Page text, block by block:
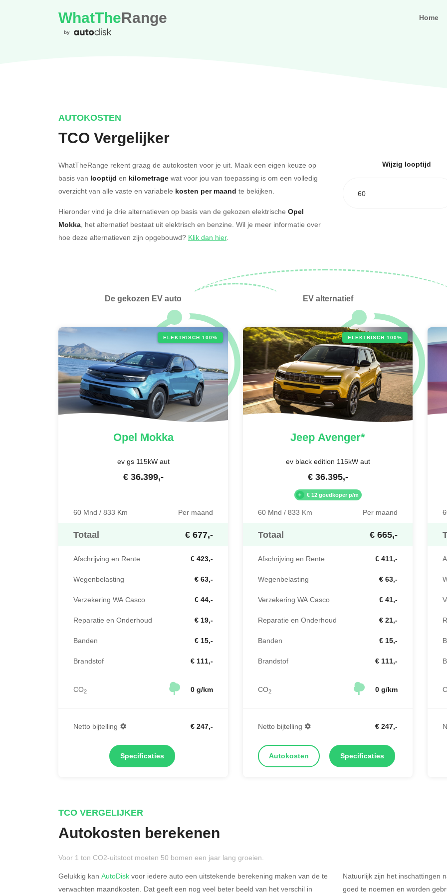
WhatTheRange
by
Home
AUTOKOSTEN
TCO Vergelijker
WhatTheRange rekent graag de autokosten voor je uit. Maak een eigen keuze op
basis van looptijd en kilometrage wat voor jou van toepassing is om een volledig
overzicht van alle vaste en variabele kosten per maand te bekijken.
Hieronder vind je drie alternatieven op basis van de gekozen elektrische Opel
Mokka, het alternatief bestaat uit elektrisch en benzine. Wil je meer informatie over
hoe deze alternatieven zijn opgebouwd? Klik dan hier.
Wijzig looptijd
60
De gekozen EV auto
ELEKTRISCH 100%
Opel Mokka
ev gs 115kW aut
€ 36.399,-
60 Mnd / 833 Km Per maand
Totaal € 677,-
Afschrijving en Rente € 423,-
Wegenbelasting € 63,-
Verzekering WA Casco € 44,-
Reparatie en Onderhoud € 19,-
Banden € 15,-
Brandstof € 111,-
CO2 0 g/km
Netto bijtelling € 247,-
Specificaties
EV alternatief
ELEKTRISCH 100%
JeepAvenger*
ev black edition 115kW aut
€ 36.395,-
€ 12 goedkoper p/m
60 Mnd / 833 Km Per maand
Totaal € 665,-
Afschrijving en Rente € 411,-
Wegenbelasting € 63,-
Verzekering WA Casco € 41,-
Reparatie en Onderhoud € 21,-
Banden € 15,-
Brandstof € 111,-
CO2 0 g/km
Netto bijtelling € 247,-
Autokosten Specificaties
TCO VERGELIJKER
Autokosten berekenen
Voor 1 ton CO2-uitstoot moeten 50 bomen een jaar lang groeien.
Gelukkig kan AutoDisk voor iedere auto een uitstekende berekening maken van de te
verwachten maandkosten. Dat geeft een nog veel beter beeld van het verschil in
Natuurlijk zijn het inschattingen
goed te noemen en worden